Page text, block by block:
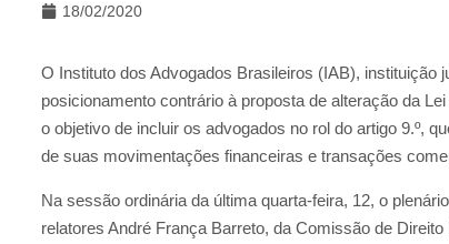
18/02/2020
O Instituto dos Advogados Brasileiros (IAB), instituição
posicionamento contrário à proposta de alteração da
o objetivo de incluir os advogados no rol do artigo 9.º,
de suas movimentações financeiras e transações
Na sessão ordinária da última quarta-feira, 12, o
relatores André França Barreto, da Comissão de